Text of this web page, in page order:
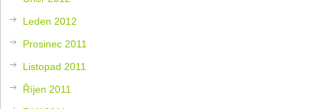
Leden 2012
Prosinec 2011
Listopad 2011
Říjen 2011